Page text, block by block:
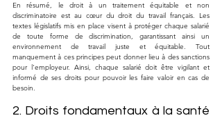
En résumé, le droit à un traitement équitable et non
discriminatoire est au cœur du droit du travail français. Les
textes législatifs mis en place visent à protéger chaque salarié
de toute forme de discrimination, garantissant ainsi un
environnement de travail juste et équitable. Tout
manquement à ces principes peut donner lieu à des sanctions
pour l'employeur. Ainsi, chaque salarié doit être vigilant et
informé de ses droits pour pouvoir les faire valoir en cas de
besoin.
2. Droits fondamentaux à la santé